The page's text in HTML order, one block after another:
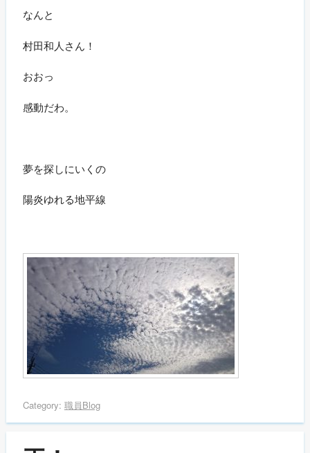
なんと
村田和人さん！
おおっ
感動だわ。
夢を探しにいくの
陽炎ゆれる地平線
Category: 職員Blog